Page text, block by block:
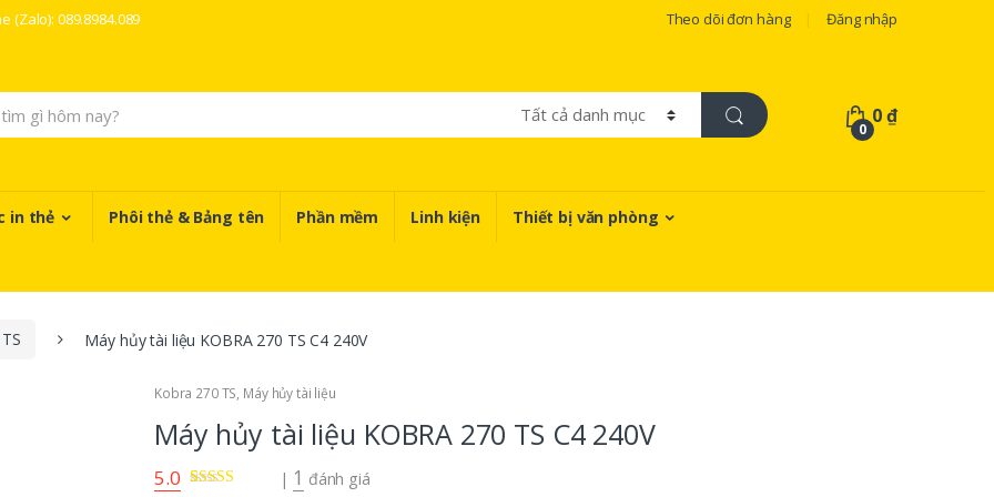
(Zalo): 089.8984.089 Theo dõi đơn hàng Đăng nhập
0
0₫
in thẻ Phôi thẻ & Bảng tên Phần mềm Linh kiện Thiết bị văn phòng
Máy hủy tài liệu KOBRA 270 TS C4 240V
Kobra 270 TS, Máy hủy tài liệu
Máy hủy tài liệu KOBRA 270 TS C4 240V
5.0 | 1 đánh giá